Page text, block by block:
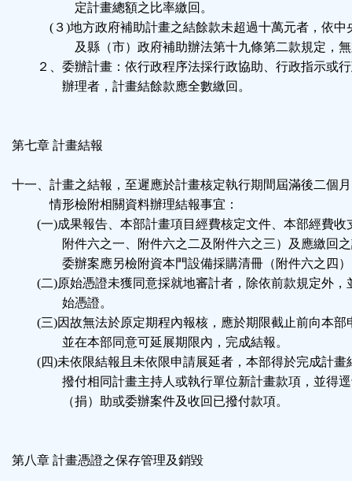
定計畫總額之比率繳回。
(３)地方政府補助計畫之結餘款未超過十萬元者，依中
及縣（市）政府補助辦法第十九條第二款規定，無
２、委辦計畫：依行政程序法採行政協助、行政指示或行
辦理者，計畫結餘款應全數繳回。
第七章 計畫結報
十一、計畫之結報，至遲應於計畫核定執行期間屆滿後二個
情形檢附相關資料辦理結報事宜：
(一)成果報告、本部計畫項目經費核定文件、本部經費收
附件六之一、附件六之二及附件六之三）及應繳回之
委辦案應另檢附資本門設備採購清冊（附件六之四）
(二)原始憑證未獲同意採就地審計者，除依前款規定外，
始憑證。
(三)因故無法於原定期程內報核，應於期限截止前向本部
並在本部同意可延展期限內，完成結報。
(四)未依限結報且未依限申請展延者，本部得於完成計畫
撥付相同計畫主持人或執行單位新計畫款項，並得逕
（捐）助或委辦案件及收回已撥付款項。
第八章 計畫憑證之保存管理及銷毀